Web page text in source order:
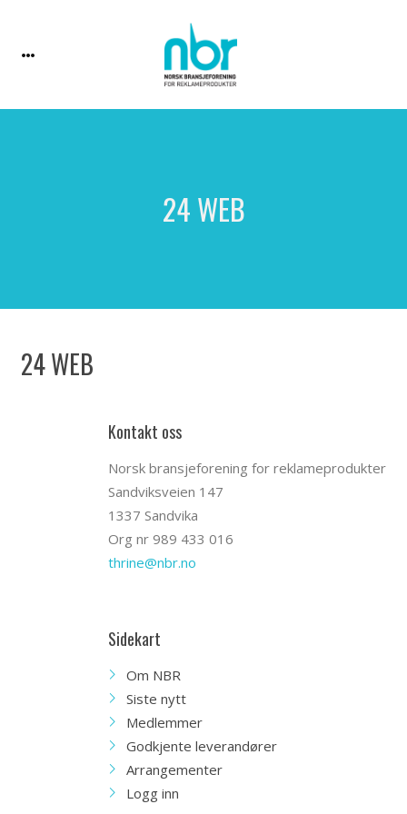
24 WEB
24 WEB
Kontakt oss
Norsk bransjeforening for reklameprodukter
Sandviksveien 147
1337 Sandvika
Org nr 989 433 016
thrine@nbr.no
Sidekart
Om NBR
Siste nytt
Medlemmer
Godkjente leverandører
Arrangementer
Logg inn